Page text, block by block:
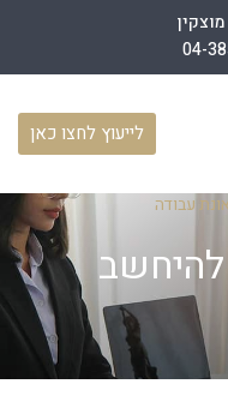
לייעוץ לחצו כאן
עבודה